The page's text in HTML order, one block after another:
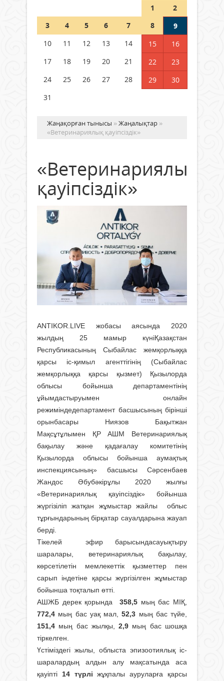
Шетелде жүрген Қазақстан
азаматтары қалай дауыс бере
1
2
3
4 5 6 7 8
9
10
11 12 13 14 15
16
17
18 19 20 21 22
23
24
25 26 27 28 29
30
31
Жаңақорған тынысы »Жаңалықтар »
«Ветеринариялық қауіпсіздік»
«Ветеринариялық
қауіпсіздік»
ANTIKOR.LIVE жобасы аясында 2020
жылдың 25 мамыр күніҚазақстан
Республикасының Сыбайлас жемқорлыққа
қарсы іс-қимыл агенттігінің (Сыбайлас
жемқорлыққа қарсы қызмет) Қызылорда
облысы бойынша департаментінің
ұйымдастыруымен онлайн
режиміндедепартамент басшысының бірінші
орынбасары Ниязов Бақытжан
Мақсұтұлымен ҚР АШМ Ветеринариялық
бақылау және қадағалау комитетінің
Қызылорда облысы бойынша аумақтық
инспекциясының» басшысы Сәрсенбаев
Жандос Әбубәкірұлы 2020 жылғы
«Ветеринариялық қауіпсіздік» бойынша
жүргізіліп жатқан жұмыстар жайлы облыс
тұрғындарының бірқатар сауалдарына жауап
берді.
Тікелей эфир барысындасауықтыру
шаралары, ветеринариялық бақылау,
көрсетілетін мемлекеттік қызметтер пен
сарып індетіне қарсы жүргізілген жұмыстар
бойынша тоқталып өтті.
АШЖБ дерек қорында 358,5мың бас МІҚ,
772,4 мың бас уақ мал,52,3 мың бас түйе,
151,4 мың бас жылқы,2,9 мың бас шошқа
тіркелген.
Үстіміздегі жылы, облыста эпизоотиялық іс-
шаралардың алдын алу мақсатында аса
қауіпті 14 түрлі жұқпалы ауруларға қарсы